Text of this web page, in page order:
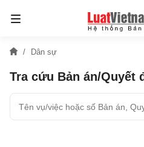
Dân sự
Tra cứu Bản án/Quyết